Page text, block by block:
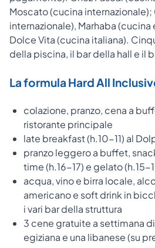
Moscato (cucina
internazionale), Marhaba (cucina
Dolce Vita (cucina italiana).
della piscina, il bar della hall e il
La formula Hard All
colazione, pranzo, cena a
ristorante principale
late breakfast (h.10-11) al
pranzo leggero a buffet,
time (h.16-17) e gelato (h.15-
acqua, vino e birra locale,
americano e soft drink in
i vari bar della struttura
3 cene gratuite a settimana
egiziana e una libanese (su